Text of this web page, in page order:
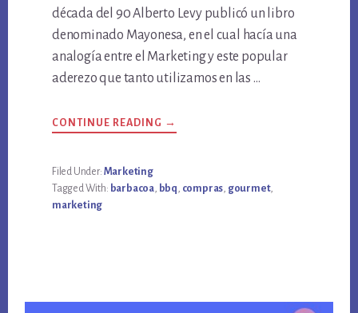
década del 90 Alberto Levy publicó un libro
denominado Mayonesa, en el cual hacía una
analogía entre el Marketing y este popular
aderezo que tanto utilizamos en las …
CONTINUE READING ABOUT
HACER
→
Filed Under: Marketing
Tagged With: barbacoa, bbq compras gourmet,
marketing